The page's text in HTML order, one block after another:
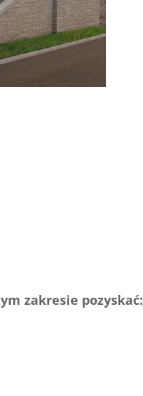
zakresie pozyskać: